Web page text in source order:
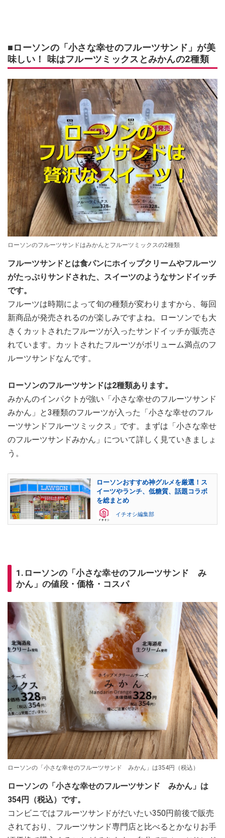
■ローソンの「小さな幸せのフルーツサンド」が美
味しい！ 味はフルーツミックスとみかんの2種類
ローソンのフルーツサンドはみかんとフルーツミックスの2種類
フルーツサンドとは食パンにホイップクリームやフルーツ
がたっぷりサンドされた、スイーツのようなサンドイッチ
です。
フルーツは時期によって旬の種類が変わりますから、毎回
新商品が発売されるのが楽しみですよね。ローソンでも大
きくカットされたフルーツが入ったサンドイッチが販売さ
れています。カットされたフルーツがボリューム満点のフ
ルーツサンドなんです。
ローソンのフルーツサンドは2種類あります。
みかんのインパクトが強い「小さな幸せのフルーツサンド
みかん」と3種類のフルーツが入った「小さな幸せのフル
ーツサンドフルーツミックス」です。まずは「小さな幸せ
のフルーツサンドみかん」について詳しく見ていきましょ
う。
ローソンおすすめ神グルメを厳選！ス
イーツやランチ、低糖質、話題コラボ
を総まとめ
イチオシ編集部
1.ローソンの「小さな幸せのフルーツサンド み
かん」の値段・価格・コスパ
ローソンの「小さな幸せのフルーツサンド みかん」は354円（税込）
ローソンの「小さな幸せのフルーツサンド みかん」は
354円（税込）です。
コンビニではフルーツサンドがだいたい350円前後で販売
されており、フルーツサンド専門店と比べるとかなりお手